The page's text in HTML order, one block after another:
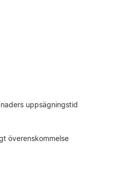
uppsägningstid
överenskommelse